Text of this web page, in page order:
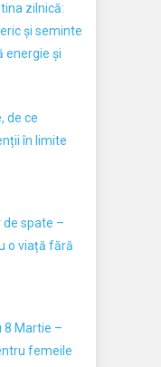
zilnică:
și seminte
energie și
de ce
în limite
spate –
o viață fără
8 Martie –
femeile